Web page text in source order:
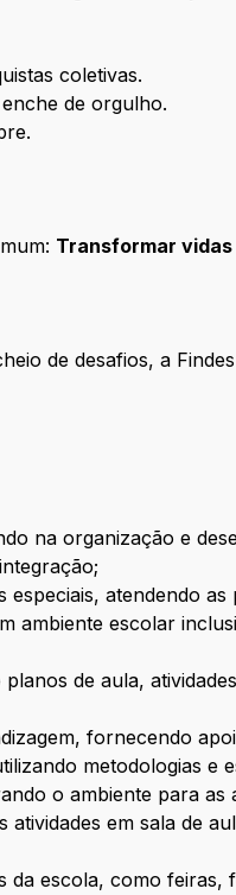
coletivas.
de orgulho.
Transformar
de desafios, a
na organização e
atendendo
ambiente escolar
de aula,
fornecendo
metodologias e
o ambiente para
em sala de
escola, como feiras,